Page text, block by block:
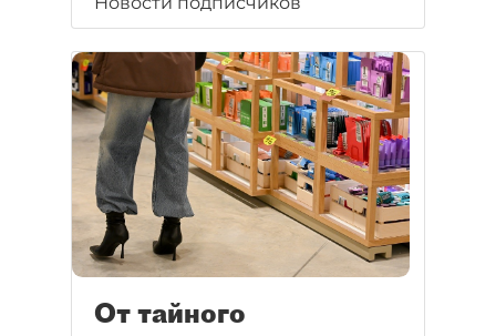
От тайного